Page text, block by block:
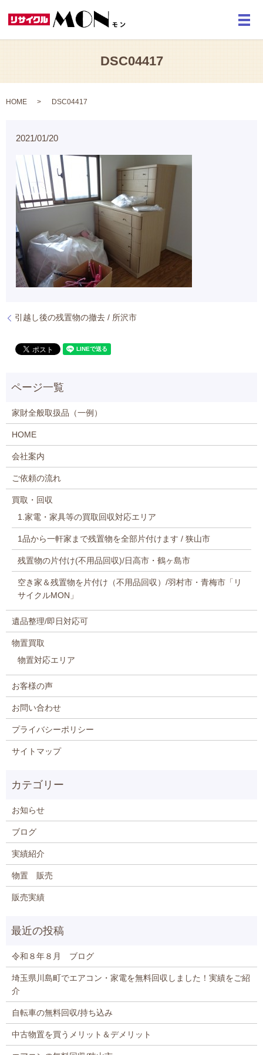
メ
DSC04417
HOME DSC04417
2021/01/20
引越し後の残置物の撤去 / 所沢市
家財全般取扱品（一例）
HOME
会社案内
ご依頼の流れ
買取・回収
1.家電・家具等の買取回収対応エリア
1品から一軒家まで残置物を全部片付けます / 狭山市
残置物の片付け(不用品回収)/日高市・鶴ヶ島市
空き家＆残置物を片付け（不用品回収）/羽村市・青梅市「リ
サイクルMON」
遺品整理/即日対応可
物置買取
物置対応エリア
お客様の声
お問い合わせ
プライバシーポリシー
サイトマップ
お知らせ
ブログ
実績紹介
物置 販売
販売実績
令和８年８月 ブログ
埼玉県川島町でエアコン・家電を無料回収しました！実績をご紹
介
自転車の無料回収/持ち込み
中古物置を買うメリット＆デメリット